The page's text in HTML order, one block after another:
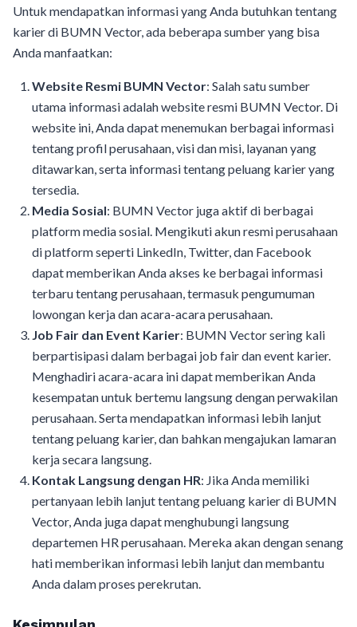
Untuk mendapatkan informasi yang Anda butuhkan tentang
karier di BUMN Vector, ada beberapa sumber yang bisa
Anda manfaatkan:
Website Resmi BUMN Vector: Salah satu sumber
utama informasi adalah website resmi BUMN Vector. Di
website ini, Anda dapat menemukan berbagai informasi
tentang profil perusahaan, visi dan misi, layanan yang
ditawarkan, serta informasi tentang peluang karier yang
tersedia.
Media Sosial: BUMN Vector juga aktif di berbagai
platform media sosial. Mengikuti akun resmi perusahaan
di platform seperti LinkedIn, Twitter, dan Facebook
dapat memberikan Anda akses ke berbagai informasi
terbaru tentang perusahaan, termasuk pengumuman
lowongan kerja dan acara-acara perusahaan.
Job Fair dan Event Karier: BUMN Vector sering kali
berpartisipasi dalam berbagai job fair dan event karier.
Menghadiri acara-acara ini dapat memberikan Anda
kesempatan untuk bertemu langsung dengan perwakilan
perusahaan. Serta mendapatkan informasi lebih lanjut
tentang peluang karier, dan bahkan mengajukan lamaran
kerja secara langsung.
Kontak Langsung dengan HR: Jika Anda memiliki
pertanyaan lebih lanjut tentang peluang karier di BUMN
Vector, Anda juga dapat menghubungi langsung
departemen HR perusahaan. Mereka akan dengan senang
hati memberikan informasi lebih lanjut dan membantu
Anda dalam proses perekrutan.